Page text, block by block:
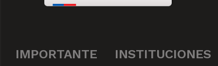
IMPORTANTE
INSTITUCIONES